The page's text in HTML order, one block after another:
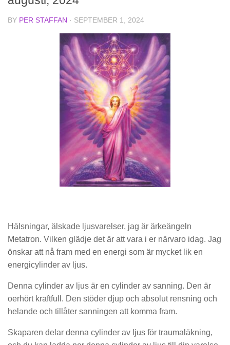
BY PER STAFFAN · SEPTEMBER 1, 2024
Hälsningar, älskade ljusvarelser, jag är ärkeängeln
Metatron. Vilken glädje det är att vara i er närvaro idag. Jag
önskar att nå fram med en energi som är mycket lik en
energicylinder av ljus.
Denna cylinder av ljus är en cylinder av sanning. Den är
oerhört kraftfull. Den stöder djup och absolut rensning och
helande och tillåter sanningen att komma fram.
Skaparen delar denna cylinder av ljus för traumaläkning,